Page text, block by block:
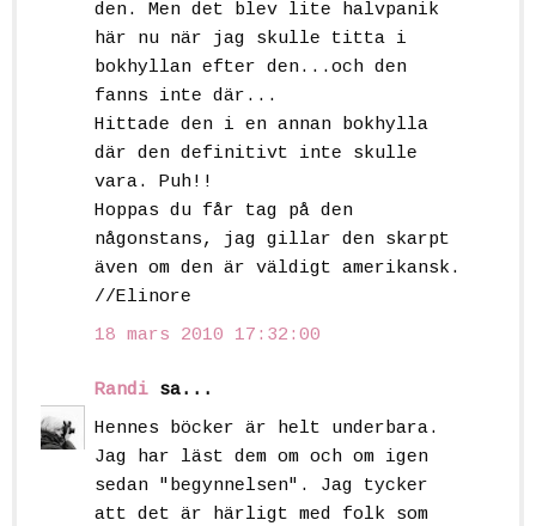
den. Men det blev lite halvpanik
här nu när jag skulle titta i
bokhyllan efter den...och den
fanns inte där...
Hittade den i en annan bokhylla
där den definitivt inte skulle
vara. Puh!!
Hoppas du får tag på den
någonstans, jag gillar den skarpt
även om den är väldigt amerikansk.
//Elinore
18 mars 2010 17:32:00
Randi sa...
Hennes böcker är helt underbara.
Jag har läst dem om och om igen
sedan "begynnelsen". Jag tycker
att det är härligt med folk som